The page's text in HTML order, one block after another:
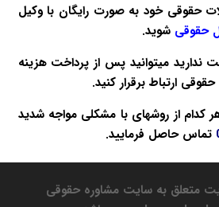
حقوقی خود به صورت رایگان با وکیل
حقوقی شوید.
ندارید میتوانید پس از پرداخت هزینه
حقوقی ارتباط برقرار کنید.
هر کدام از روشهای با مشکلی مواجه شدید
تماس حاصل فرمایید.
متعلق به سایت مشاوره حقوقی